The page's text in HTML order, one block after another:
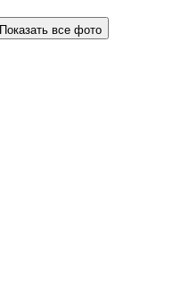
Показать все фото